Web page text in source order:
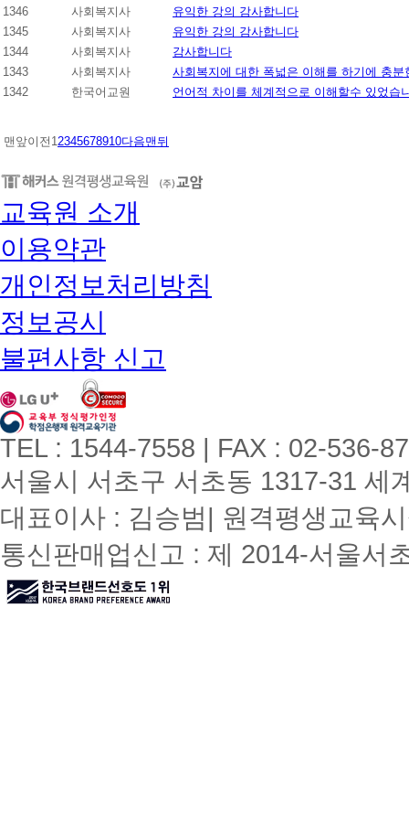
1346
사회복지사
유익한 강의 감사합니다
1345
사회복지사
유익한 강의 감사합니다
1344
사회복지사
감사합니다
1343
사회복지사
사회복지에 대한 폭넓은 이해를 하기에 충분
1342
한국어교원 언어적 차이를 체계적으로 이해할수 있었습
맨앞이전 12345678910다음맨뒤
교육원 소개
이용약관
개인정보처리방침
정보공시
불편사항 신고
TEL : 1544-7558 | FAX : 02-536-
서울시 서초구 서초동 1317-31 세
대표이사 : 김승범| 원격평생교육
통신판매업신고 : 제 2014-서울서